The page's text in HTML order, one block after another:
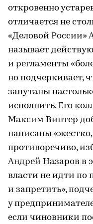
откровенно
отличается не
«Деловой России»
называет
и регламенты
но подчеркивает,
запутаны
исполнить. Его
Максим Винтер
написаны
противоречиво,
Андрей Назаров в
власти не идти по
и запретить»,
у
если чиновники